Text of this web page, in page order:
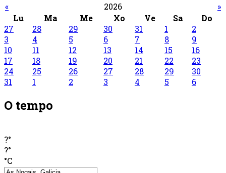
« 2026
»
Lu
Ma Me Xo Ve Sa
Do
27
28 29 30 31 1
2
3
4 5 6 7 8
9
10
11 12 13 14 15
16
17
18 19 20 21 22
23
24
25 26 27 28 29
30
31
1 2 3 4 5 6
O tempo
?°
?°
°C